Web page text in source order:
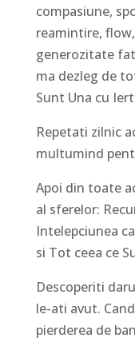
compasiune,
reamintire,
generozitate
ma dezleg de
Sunt Una cu
Repetati zilnic
multumind
Apoi din toate
al sferelor:
Intelepciunea
si Tot ceea ce
Descoperiti
le-ati avut.
pierderea de